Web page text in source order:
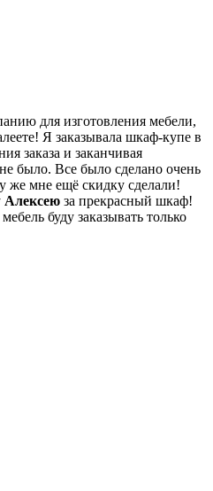
для изготовления мебели,
Я заказывала шкаф-купе в
заказа и заканчивая
было. Все было сделано очень
же мне ещё скидку сделали!
Алексею за прекрасный шкаф!
буду заказывать только